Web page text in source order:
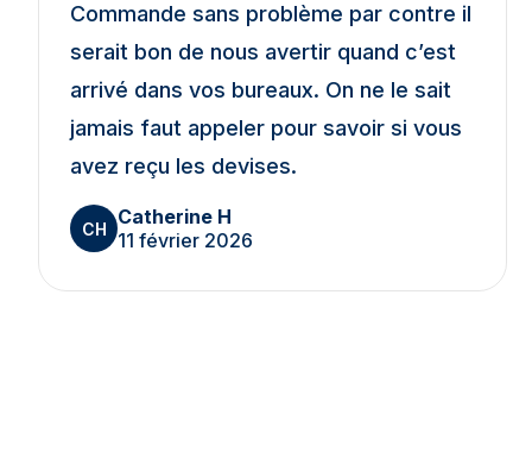
Commande sans problème par contre il
serait bon de nous avertir quand c’est
arrivé dans vos bureaux. On ne le sait
jamais faut appeler pour savoir si vous
avez reçu les devises.
CH
Catherine H
11 février 2026